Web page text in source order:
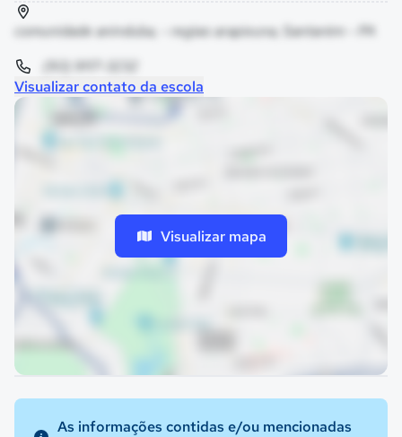
comunidade aninduba, - regiao arapixuna, Santarém - PA
(93) 9117-3232
Visualizar contato da escola
Visualizar mapa
As informações contidas e/ou mencionadas